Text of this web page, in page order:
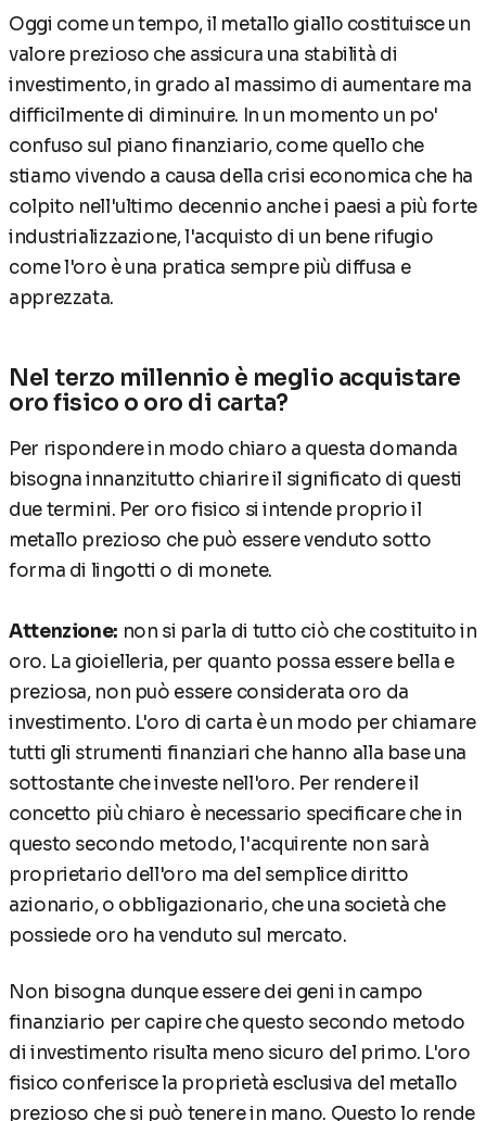
Oggi come un tempo, il metallo giallo costituisce un
valore prezioso che assicura una stabilità di
investimento, in grado al massimo di aumentare ma
difficilmente di diminuire. In un momento un po'
confuso sul piano finanziario, come quello che
stiamo vivendo a causa della crisi economica che ha
colpito nell'ultimo decennio anche i paesi a più forte
industrializzazione, l'acquisto di un bene rifugio
come l'oro è una pratica sempre più diffusa e
apprezzata.
Nel terzo millennio è meglio acquistare
oro fisico o oro di carta?
Per rispondere in modo chiaro a questa domanda
bisogna innanzitutto chiarire il significato di questi
due termini. Per oro fisico si intende proprio il
metallo prezioso che può essere venduto sotto
forma di lingotti o di monete.
Attenzione: non si parla di tutto ciò che costituito in
oro. La gioielleria, per quanto possa essere bella e
preziosa, non può essere considerata oro da
investimento. L'oro di carta è un modo per chiamare
tutti gli strumenti finanziari che hanno alla base una
sottostante che investe nell'oro. Per rendere il
concetto più chiaro è necessario specificare che in
questo secondo metodo, l'acquirente non sarà
proprietario dell'oro ma del semplice diritto
azionario, o obbligazionario, che una società che
possiede oro ha venduto sul mercato.
Non bisogna dunque essere dei geni in campo
finanziario per capire che questo secondo metodo
di investimento risulta meno sicuro del primo. L'oro
fisico conferisce la proprietà esclusiva del metallo
prezioso che si può tenere in mano. Questo lo rende